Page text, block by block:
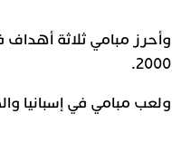
2000.
ولعب مبامي في إسبانيا والصين والسعودية